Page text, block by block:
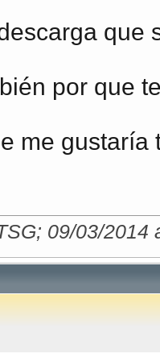
que
por que
me gustaría
09/03/2014